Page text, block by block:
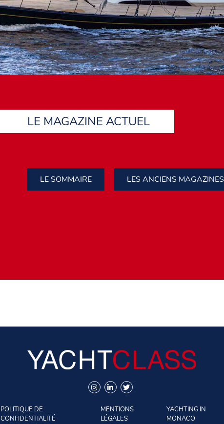
LE MAGAZINE ACTUEL
LE SOMMAIRE LES ANCIENS MAGAZINES
POLITIQUE DE
CONFIDENTIALITÉ
MENTIONS
LÉGALES
YACHTING IN
MONACO